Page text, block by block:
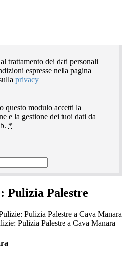
trattamento dei dati personali
espresse nella pagina
privacy
questo modulo accetti la
e la gestione dei tuoi dati da
*
Pulizia Palestre
Pulizia Palestre a Cava Manara